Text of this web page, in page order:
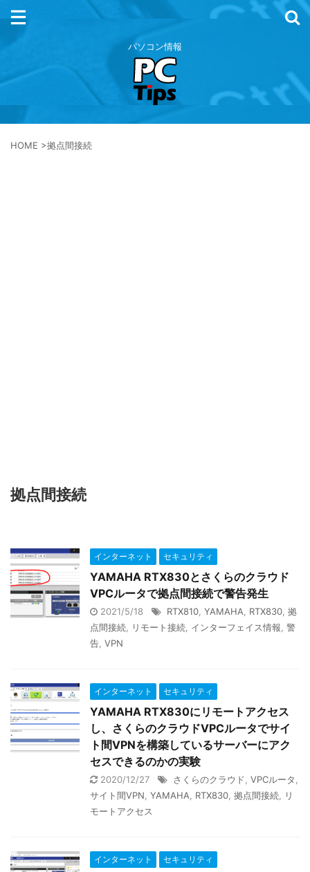
パソコン情報
HOME >拠点間接続
拠点間接続
インターネット セキュリティ
YAMAHA RTX830とさくらのクラウド
VPCルータで拠点間接続で警告発生
2021/5/18 RTX810 YAMAHA RTX830 拠
点間接続
リモート接続 インターフェイス情報 警
告 VPN
インターネット セキュリティ
YAMAHA RTX830にリモートアクセス
し、さくらのクラウドVPCルータでサイ
ト間VPNを構築しているサーバーにアク
セスできるのかの実験
2020/12/27 さくらのクラウド VPCルータ
サイト間VPN YAMAHA RTX830 拠点間接続
リ
モートアクセス
インターネット セキュリティ